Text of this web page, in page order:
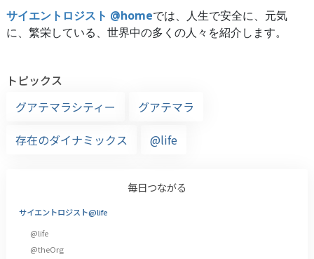
サイエントロジスト @homeでは、人生で安全に、元気
に、繁栄している、世界中の多くの人々を紹介します。
トピックス
グアテマラシティー
グアテマラ
存在のダイナミックス
@life
毎日つながる
サイエントロジスト@life
@life
@theOrg